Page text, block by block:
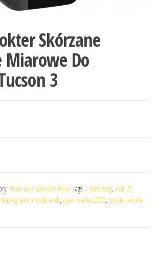
Skórzane
Miarowe Do
3
Pokrowce samochodowe Tags: a klasa amg, audi a5
leasing samochodu audi, opel mokka 2020, toyota corolla